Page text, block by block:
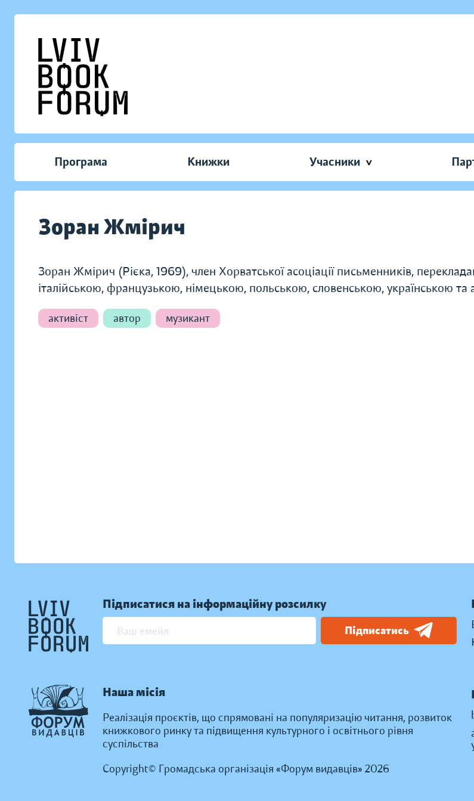
Програма Книжки Учасники
Зоран Жмірич
Зоран Жмірич (Рієка, 1969), член Хорватської асоціації письменників,
італійською, французькою, німецькою, польською, словенською, українською
активіст автор музикант
Підписатися на інформаційну розсилку
Підписатись
Наша місія
Реалізація проєктів, що спрямовані на популяризацію читання, розвиток
книжкового ринку та підвищення культурного і освітнього рівня
суспільства
Copyright© Громадська організація «Форум видавців» 2026